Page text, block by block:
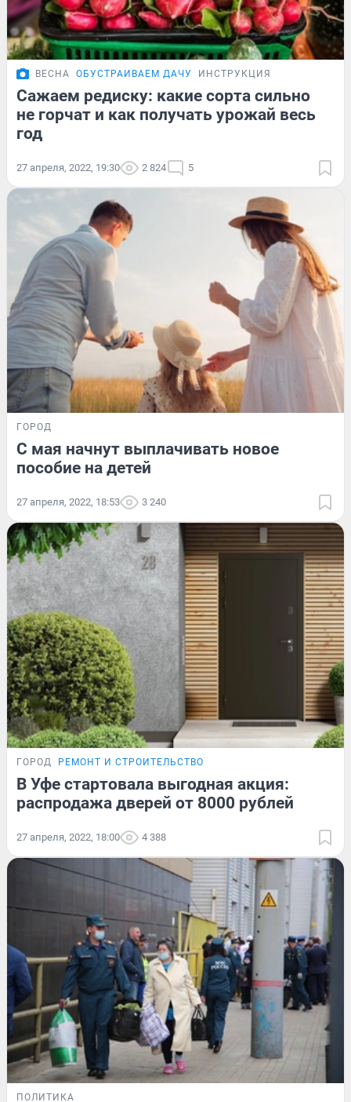
ВЕСНА ОБУСТРАИВАЕМ ДАЧУ ИНСТРУКЦИЯ
Сажаем редиску: какие сорта сильно
не горчат и как получать урожай весь
год
27 апреля, 2022, 19:30 2 824 5
ГОРОД
С мая начнут выплачивать новое
пособие на детей
27 апреля, 2022, 18:53 3 240
ГОРОД РЕМОНТ И СТРОИТЕЛЬСТВО
В Уфе стартовала выгодная акция:
распродажа дверей от 8000 рублей
27 апреля, 2022, 18:00 4 388
ПОЛИТИКА